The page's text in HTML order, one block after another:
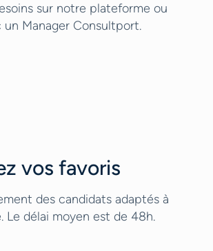
sur notre plateforme ou
un Manager Consultport.
vos favoris
des candidats adaptés à
Le délai moyen est de 48h.